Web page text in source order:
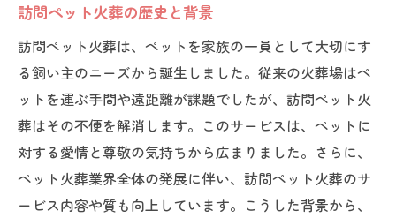
訪問ペット火葬に関する情報収集の重要性
訪問ペット火葬の当日の流れを確認しよう
訪問ペット火葬当日のスケジュール
訪問ペット火葬の開始までの手続き
訪問ペット火葬の儀式とその進行
訪問ペット火葬の終了後の確認事項
訪問ペット火葬の日にできる心の整理
訪問ペット火葬の歴史と背景
訪問ペット火葬は、ペットを家族の一員として大切にす
る飼い主のニーズから誕生しました。従来の火葬場はペ
ットを運ぶ手間や遠距離が課題でしたが、訪問ペット火
葬はその不便を解消します。このサービスは、ペットに
対する愛情と尊敬の気持ちから広まりました。さらに、
ペット火葬業界全体の発展に伴い、訪問ペット火葬のサ
ービス内容や質も向上しています。こうした背景から、